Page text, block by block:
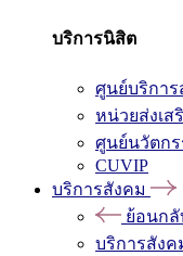
บริการนิสิต
ศูนย์บริกา
หน่วยส่งเ
ศูนย์นวัตกร
CUVIP
บริการสังคม
ย้อนกลั
บริการสังค